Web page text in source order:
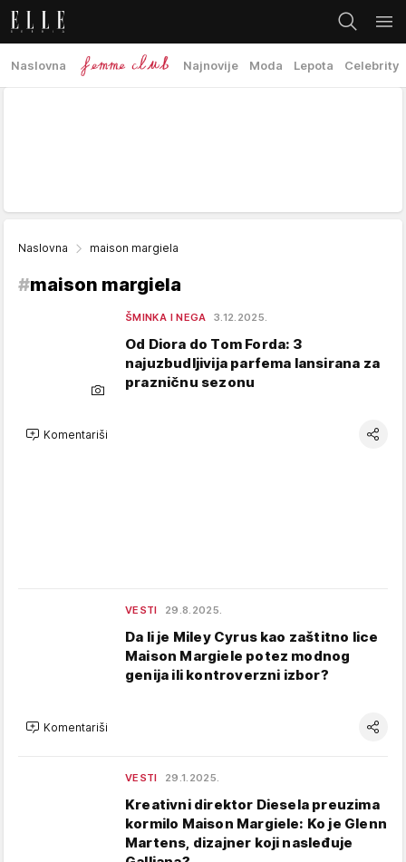
Naslovna Najnovije Moda Lepota Celebrity
Naslovna maison margiela
#maison margiela
ŠMINKA I NEGA 3.12.2025.
Od Diora do Tom Forda: 3
najuzbudljivija parfema lansirana za
prazničnu sezonu
Komentariši
VESTI 29.8.2025.
Da li je Miley Cyrus kao zaštitno lice
Maison Margiele potez modnog
genija ili kontroverzni izbor?
Komentariši
VESTI 29.1.2025.
Kreativni direktor Diesela preuzima
kormilo Maison Margiele: Ko je Glenn
Martens, dizajner koji nasleđuje